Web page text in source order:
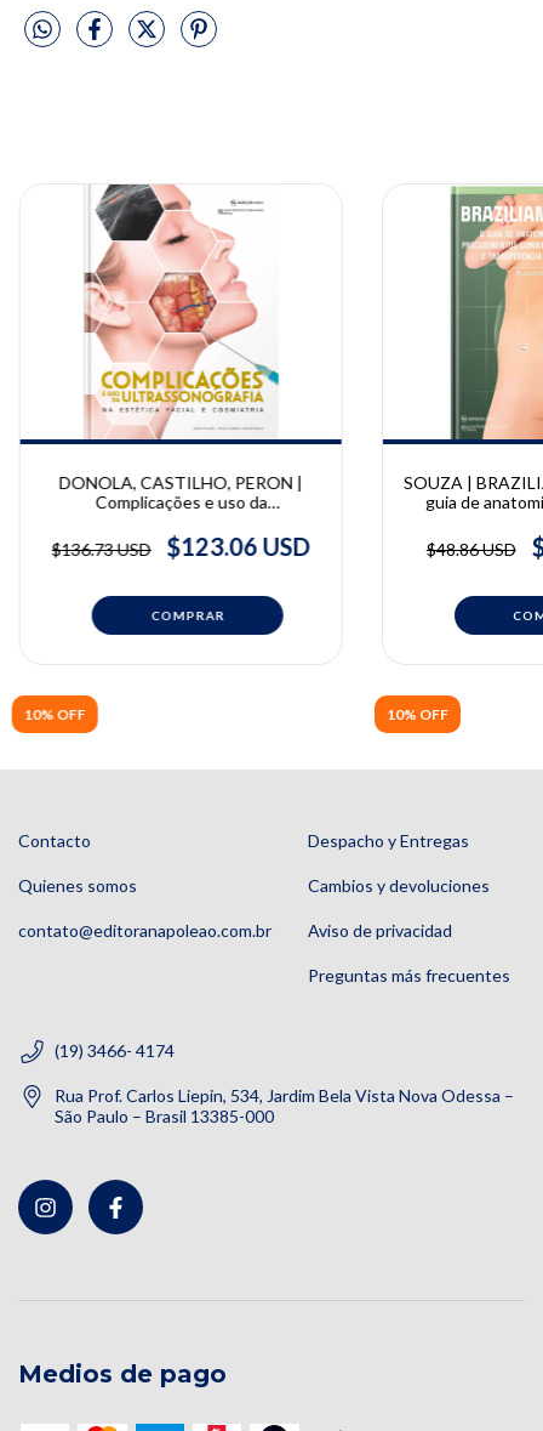
10% OFF
DONOLA, CASTILHO, PERON |
Complicações e uso da
Cosmiatria | Danilo Peron, Gisele
Donola, Vivian Castilho
$136.73 USD $123.06 USD
10% OFF
SOUZA |
guia de
lipoaspiração
tecido adiposo
$48.86 USD
Contacto
Quienes somos
contato@editoranapoleao.com.br
Despacho y Entregas
Cambios y devoluciones
Aviso de privacidad
Preguntas más frecuentes
(19) 3466- 4174
Rua Prof. Carlos Liepin, 534, Jardim Bela Vista Nova Odessa –
São Paulo – Brasil 13385-000
Medios de pago